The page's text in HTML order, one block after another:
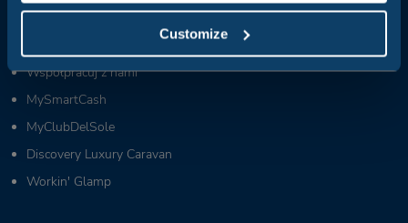
Customize
Ty żyjesz Club Del Sole
Współpracuj z nami
MySmartCash
MyClubDelSole
Discovery Luxury Caravan
Workin' Glamp